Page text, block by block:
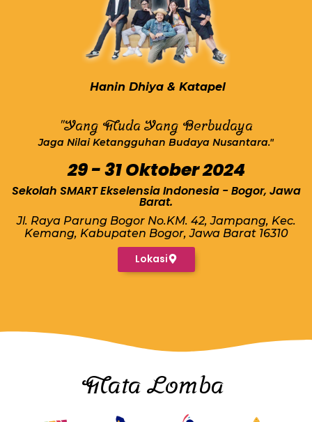
Hanin Dhiya & Katapel
"Yang Muda Yang Berbudaya
Jaga Nilai Ketangguhan Budaya Nusantara."
29 - 31 Oktober 2024
Sekolah SMART Ekselensia Indonesia - Bogor, Jawa
Barat.
Jl. Raya Parung Bogor No.KM. 42, Jampang, Kec.
Kemang, Kabupaten Bogor, Jawa Barat 16310
Lokasi
Mata Lomba